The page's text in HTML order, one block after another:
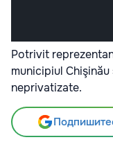
Potrivit
municipiul
neprivatizate.